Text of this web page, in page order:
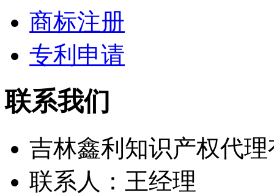
商标注册
专利申请
联系我们
吉林鑫利知识产权代
联系人：王经理